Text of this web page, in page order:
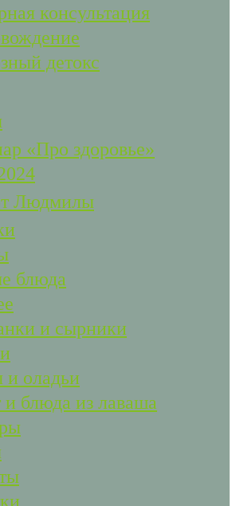
консультация
детокс
«Про здоровье»
Людмилы
блюда
и сырники
оладьи
блюда из лаваша